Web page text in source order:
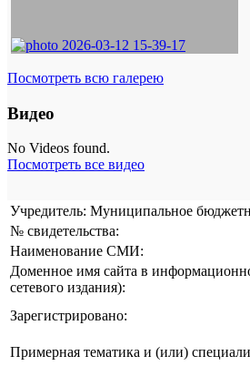
Посмотреть всю галерею
Видео
No Videos found.
Посмотреть все видео
Учредитель: Муниципальное
№ свидетельства:
Наименование СМИ:
Доменное имя сайта в
сетевого издания):
Зарегистрировано:
Примерная тематика и (или)